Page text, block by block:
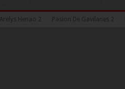
Arelys Henao 2 Pasion De Gavilanes 2